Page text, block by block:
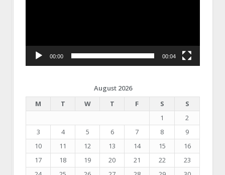
00:00 00:04
August 2026
M
T W T F S
S
1
2
3
4 5 6 7 8
9
10
11 12 13 14 15
16
17
18 19 20 21 22
23